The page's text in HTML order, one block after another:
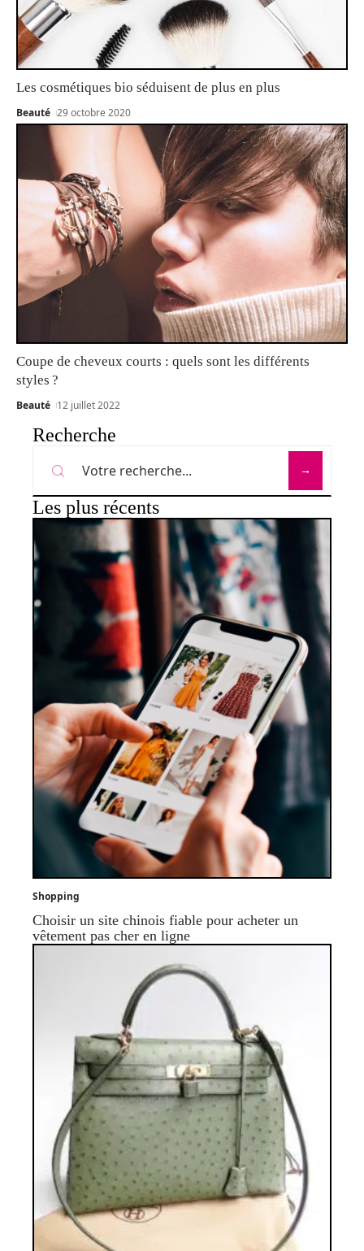
Les cosmétiques bio séduisent de plus en plus
Beauté 29 octobre 2020
Coupe de cheveux courts : quels sont les différents
styles ?
Beauté 12 juillet 2022
Recherche
Les plus récents
Shopping
Choisir un site chinois fiable pour acheter un
vêtement pas cher en ligne